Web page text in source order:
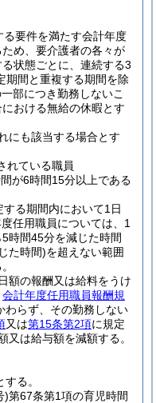
る要件を満たす会計年度
め、要介護者の各々が
状態ごとに、連続する3
期間と重複する期間を除
部につき勤務しないこ
おける無給の休暇とす
にも該当する場合とす
れている職員
が6時間15分以上である
する期間内において1日
任用職員については、1
時間45分を減じた時間
た時間)を超えない範囲
額の報酬又は給料をうけ
会計年度任用職員報酬規
わらず、その勤務しない
又は第15条第2項に規定
又は給与額を減額する。
る。
)第67条第1項の育児時間